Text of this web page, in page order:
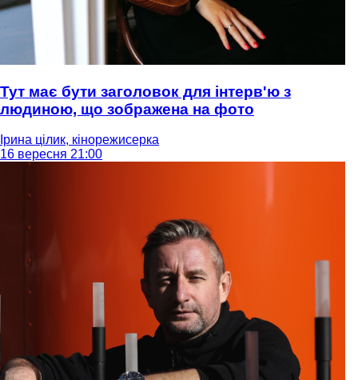
Тут має бути заголовок для інтерв'ю з
людиною, що зображена на фото
Ірина цілик, кінорежисерка
16 вересня 21:00